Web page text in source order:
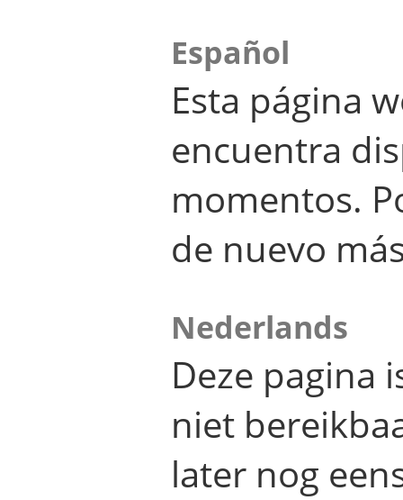
Español
Esta página
encuentra
momentos.
de nuevo
Nederlands
Deze pagina
niet
later nog